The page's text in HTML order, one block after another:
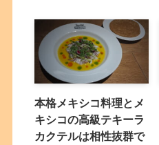
本格メキシコ料理とメ
キシコの高級テキーラ
カクテルは相性抜群で